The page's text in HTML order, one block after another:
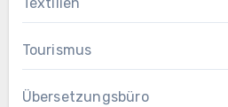
Tourismus
Übersetzungsbüro